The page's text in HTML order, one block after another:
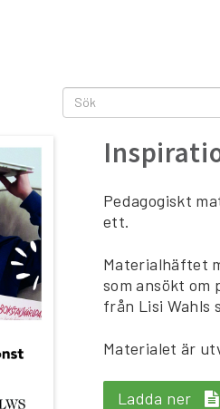
Pedagogiskt
ett.
Materialhäftet
som ansökt om
från Lisi Wahls
Materialet är
Ladda ner